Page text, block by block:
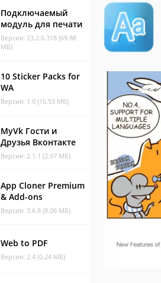
Подключаемый
модуль для печати
Версия: 23.2.6.318 (69.88
МБ)
10 Sticker Packs for
WA
Версия: 1.0 (16.53 МБ)
MyVk Гости и
Друзья Вконтакте
Версия: 2.1.1 (2.97 МБ)
App Cloner Premium
& Add-ons
Версия: 3.6.8 (8.06 МБ)
Web to PDF
Версия: 2.4 (0.24 МБ)